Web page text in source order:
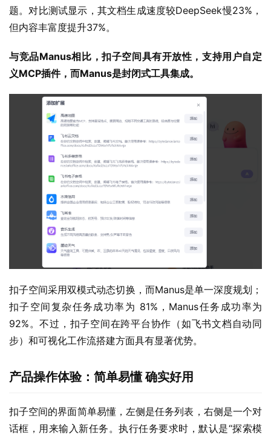
题。对比测试显示，其文档生成速度较DeepSeek慢23%，
但内容丰富度提升37%。
与竞品Manus相比，扣子空间具有开放性，支持用户自定
义MCP插件，而Manus是封闭式工具集成。
扣子空间采用双模式动态切换，而Manus是单一深度规划；
扣子空间复杂任务成功率为 81%，Manus任务成功率为
92%。不过，扣子空间在跨平台协作（如飞书文档自动同
步）和可视化工作流搭建方面具有显著优势。
产品操作体验：简单易懂 确实好用
扣子空间的界面简单易懂，左侧是任务列表，右侧是一个对
话框，用来输入新任务。执行任务要求时，默认是“探索模